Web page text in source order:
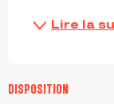
Lire la
DISPOSITION